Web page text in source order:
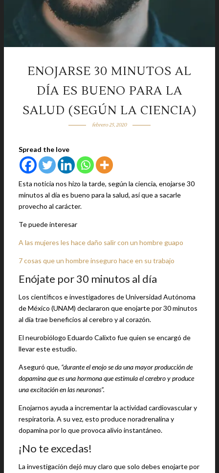
ENOJARSE 30 MINUTOS AL
DÍA ES BUENO PARA LA
SALUD (SEGÚN LA CIENCIA)
febrero 25, 2020
Spread the love
Esta noticia nos hizo la tarde, según la ciencia, enojarse 30
minutos al día es bueno para la salud, así que a sacarle
provecho al carácter.
Te puede interesar
A las mujeres les hace daño salir con un hombre guapo
7 cosas que un hombre inseguro hace en su trabajo
Enójate por 30 minutos al día
Los científicos e investigadores de Universidad Autónoma
de México (UNAM) declararon que enojarte por 30 minutos
al día trae beneficios al cerebro y al corazón.
El neurobiólogo Eduardo Calixto fue quien se encargó de
llevar este estudio.
Aseguró que, “durante el enojo se da una mayor producción de
dopamina que es una hormona que estimula el cerebro y produce
una excitación en las neuronas”.
Enojarnos ayuda a incrementar la actividad cardiovascular y
respiratoria. A su vez, esto produce noradrenalina y
dopamina por lo que provoca alivio instantáneo.
¡No te excedas!
La investigación dejó muy claro que solo debes enojarte por